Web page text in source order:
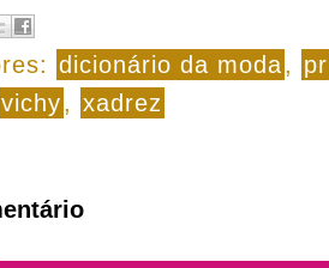
dicionário da moda,
vichy, xadrez